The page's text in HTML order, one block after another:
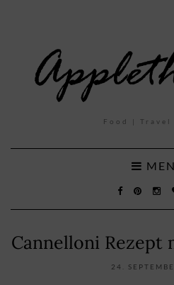
Food | Travel
Cannelloni Rezept
24.